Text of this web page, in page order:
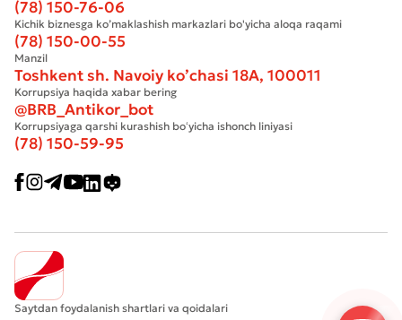
(78) 150-76-06
Kichik biznesga ko’maklashish markazlari bo'yicha aloqa raqami
(78) 150-00-55
Manzil
Toshkent sh. Navoiy ko’chasi 18А, 100011
Korrupsiya haqida xabar bering
@BRB_Antikor_bot
Korrupsiyaga qarshi kurashish boʻyicha ishonch liniyasi
(78) 150-59-95
Saytdan foydalanish shartlari va qoidalari